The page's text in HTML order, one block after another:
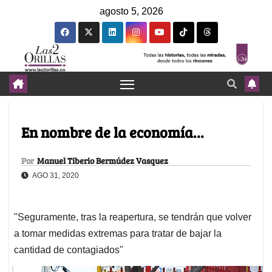
agosto 5, 2026
En nombre de la economía…
Por Manuel Tiberio Bermúdez Vasquez
AGO 31, 2020
"Seguramente, tras la reapertura, se tendrán que volver
a tomar medidas extremas para tratar de bajar la
cantidad de contagiados"